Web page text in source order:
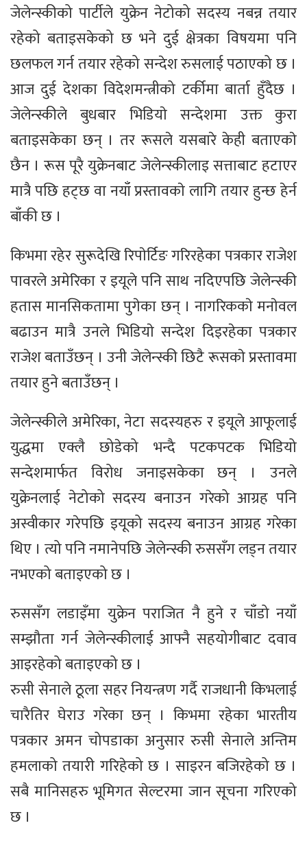
जेलेन्स्कीको पार्टीले युक्रेन नेटोको सदस्य नबन्न तयार
रहेको बताइसकेको छ भने दुई क्षेत्रका विषयमा पनि
छलफल गर्न तयार रहेको सन्देश रुसलाई पठाएको छ ।
आज दुई देशका विदेशमन्त्रीको टर्कीमा बार्ता हुँदैछ ।
जेलेन्स्कीले बुधबार भिडियाे सन्देशमा उक्त कुरा
बताइसकेका छन् । तर रूसले यसबारे केही बताएकाे
छैन । रूस पूरै युक्रेनबाट जेलेन्स्कीलाइ सत्ताबाट हटाएर
मात्रै पछि हट्छ वा नयाँ प्रस्तावकाे लागि तयार हुन्छ हेर्न
बाँकी छ ।
किभमा रहेर सुरूदेखि रिपाेर्टिङ गरिरहेका पत्रकार राजेश
पावरले अमेरिका र इयूले पनि साथ नदिएपछि जेलेन्स्की
हतास मानसिकतामा पुगेका छन् । नागरिककाे मनाेवल
बढाउन मात्रै उनले भिडियाे सन्देश दिइरहेका पत्रकार
राजेश बताउँछन् । उनी जेलेन्स्की छिटै रूसकाे प्रस्तावमा
तयार हुने बताउँछन् ।
जेलेन्स्कीले अमेरिका, नेटा सदस्यहरु र इयूले आफूलाई
युद्धमा एक्लै छोडेको भन्दै पटकपटक भिडियो
सन्देशमार्फत विरोध जनाइसकेका छन् । उनले
युक्रेनलाई नेटोको सदस्य बनाउन गरेको आग्रह पनि
अस्वीकार गरेपछि इयूको सदस्य बनाउन आग्रह गरेका
थिए । त्यो पनि नमानेपछि जेलेन्स्की रुससँग लड्न तयार
नभएको बताइएको छ ।
रुससँग लडाइँमा युक्रेन पराजित नै हुने र चाँडो नयाँ
सम्झौता गर्न जेलेन्स्कीलाई आफ्नै सहयोगीबाट दवाव
आइरहेको बताइएको छ ।
रुसी सेनाले ठूला सहर नियन्त्रण गर्दै राजधानी किभलाई
चारैतिर घेराउ गरेका छन् । किभमा रहेका भारतीय
पत्रकार अमन चोपडाका अनुसार रुसी सेनाले अन्तिम
हमलाको तयारी गरिहेको छ । साइरन बजिरहेको छ ।
सबै मानिसहरु भूमिगत सेल्टरमा जान सूचना गरिएको
छ ।